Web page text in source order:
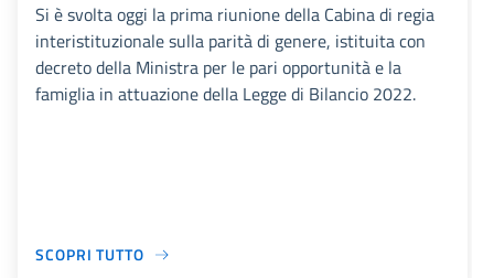
Si è svolta oggi la prima riunione della Cabina di regia
interistituzionale sulla parità di genere, istituita con
decreto della Ministra per le pari opportunità e la
famiglia in attuazione della Legge di Bilancio 2022.
SCOPRI TUTTO